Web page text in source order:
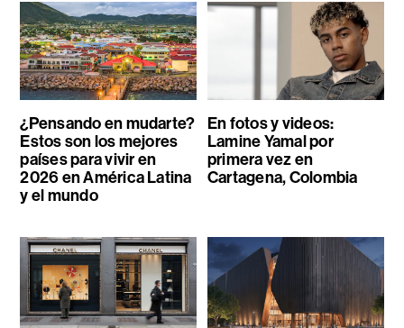
¿Pensando en mudarte?
Estos son los mejores
países para vivir en
2026 en América Latina
y el mundo
En fotos y videos:
Lamine Yamal por
primera vez en
Cartagena, Colombia